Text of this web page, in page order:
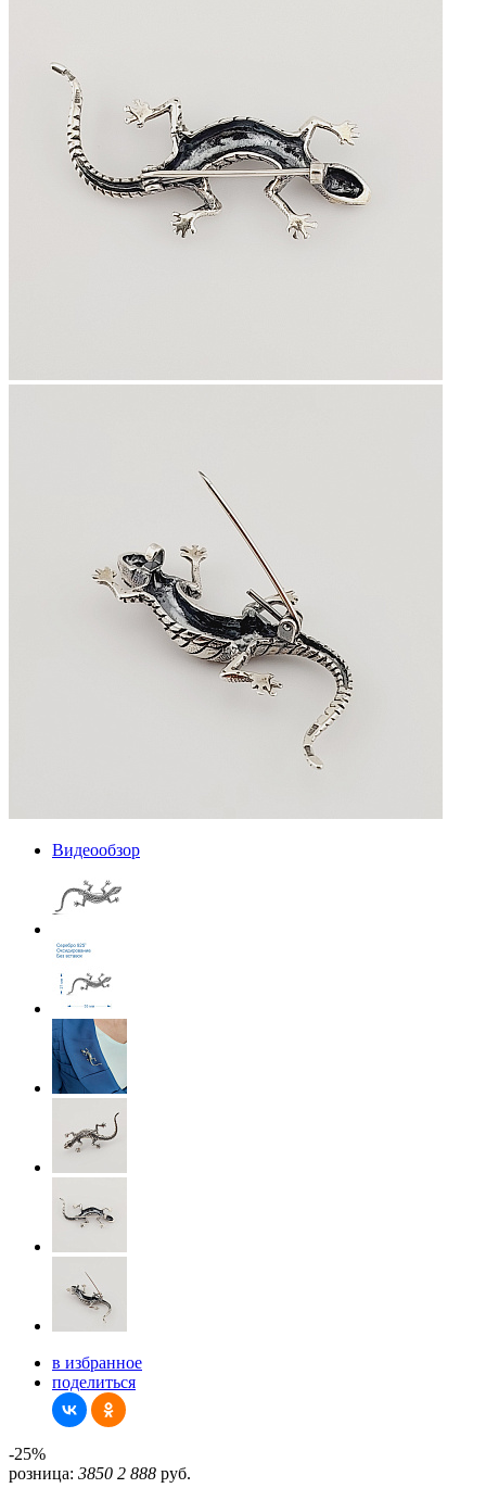
Видеообзор
в избранное
поделиться
-25%
розница: 3850 2 888 руб.